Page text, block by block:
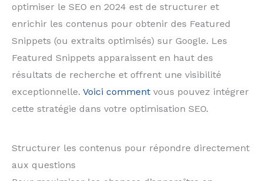
optimiser le SEO en 2024 est de structurer et
enrichir les contenus pour obtenir des Featured
Snippets (ou extraits optimisés) sur Google. Les
Featured Snippets apparaissent en haut des
résultats de recherche et offrent une visibilité
exceptionnelle. Voici comment vous pouvez intégrer
cette stratégie dans votre optimisation SEO.
Structurer les contenus pour répondre directement
aux questions